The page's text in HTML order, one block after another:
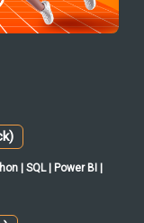
| SQL | Power BI |
| Power BI |